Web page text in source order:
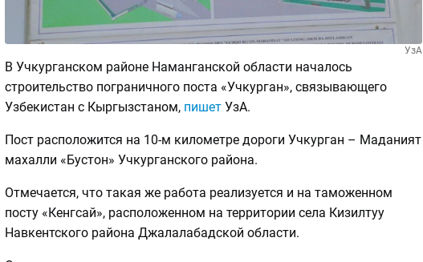
УзА
В Учкурганском районе Наманганской области началось
строительство пограничного поста «Учкурган», связывающего
Узбекистан с Кыргызстаном, пишетУзА.
Пост расположится на 10-м километре дороги Учкурган – Маданият
махалли «Бустон» Учкурганского района.
Отмечается, что такая же работа реализуется и на таможенном
посту «Кенгсай», расположенном на территории села Кизилтуу
Навкентского района Джалалабадской области.